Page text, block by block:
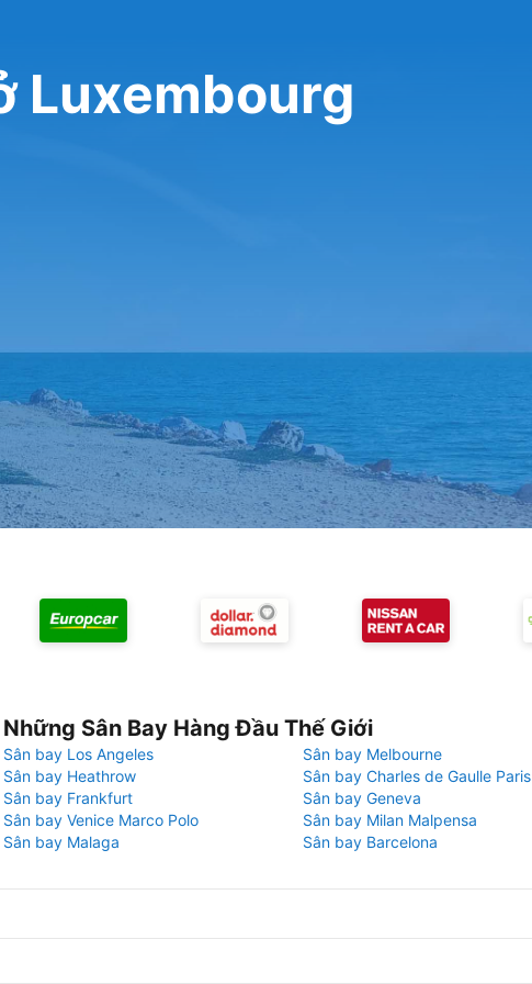
Luxembourg
Những Sân Bay Hàng Đầu Thế Giới
Sân bay Los Angeles
Sân bay Melbourne
Sân bay Heathrow
Sân bay Charles de Gaulle Paris
Sân bay Frankfurt
Sân bay Geneva
Sân bay Venice Marco Polo
Sân bay Milan Malpensa
Sân bay Malaga
Sân bay Barcelona